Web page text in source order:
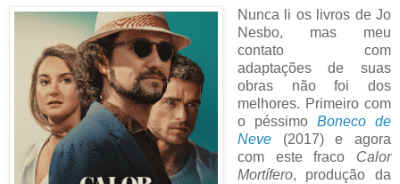
Nunca li os livros de Jo
Nesbo, mas meu
contato com
adaptações de suas
obras não foi dos
melhores. Primeiro com
o péssimo Boneco de
Neve
(2017) e agora
com este fraco Calor
Mortífero, produção da